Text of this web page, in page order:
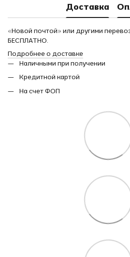
Доставка
«Новой почтой» или другими
БЕСПЛАТНО.
Подробнее о доставке
Наличными при получении
Кредитной картой
На счет ФОП